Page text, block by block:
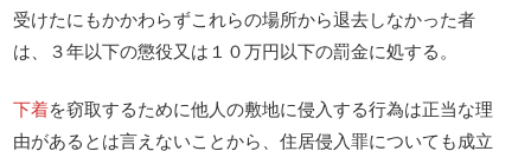
受けたにもかかわらずこれらの場所から退去しなかった者
は、３年以下の懲役又は１０万円以下の罰金に処する。
下着を窃取するために他人の敷地に侵入する行為は正当な理
由があるとは言えないことから、住居侵入罪についても成立